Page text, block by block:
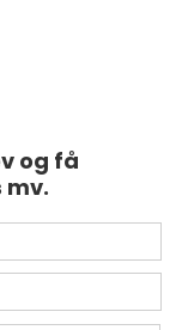
og få